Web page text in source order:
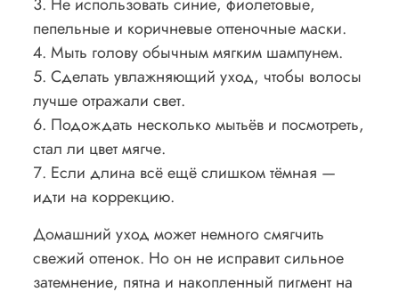
пепельные и коричневые оттеночные маски.
Мыть голову обычным мягким шампунем.
Сделать увлажняющий уход, чтобы волосы
лучше отражали свет.
Подождать несколько мытьёв и посмотреть,
стал ли цвет мягче.
Если длина всё ещё слишком тёмная —
идти на коррекцию.
Домашний уход может немного смягчить
свежий оттенок. Но он не исправит сильное
затемнение, пятна и накопленный пигмент на